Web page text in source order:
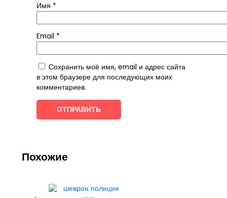
Имя *
Email *
Сохранить моё имя, email и адрес сайта
в этом браузере для последующих моих
комментариев.
Похожие